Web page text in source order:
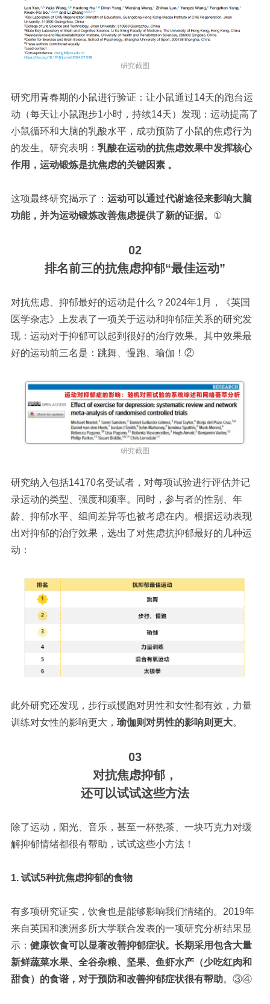
研究截图
研究用青春期的小鼠进行验证：让小鼠通过14天的跑台运
动（每天让小鼠跑步1小时，持续14天）发现：运动提高了
小鼠循环和大脑的乳酸水平，成功预防了小鼠的焦虑行为
的发生。研究表明： 乳酸在运动的抗焦虑效果中发挥核心
作用，运动锻炼是抗焦虑的关键因素 。
这项最终研究揭示了： 运动可以通过代谢途径来影响大脑
功能，并为运动锻炼改善焦虑提供了新的证据。 ①
02
排名前三的抗焦虑抑郁“最佳运动”
对抗焦虑、抑郁最好的运动是什么？2024年1月，《英国
医学杂志》上发表了一项关于运动和抑郁症关系的研究发
现：运动对于抑郁可以起到很好的治疗效果。其中效果最
好的运动前三名是：跳舞、慢跑、瑜伽！ ②
研究截图
研究纳入包括14170名受试者，对每项试验进行评估并记
录运动的类型、强度和频率。同时，参与者的性别、年
龄、抑郁水平、组间差异等也被考虑在内。根据运动表现
出对抑郁的治疗效果，选出了对焦虑抗抑郁最好的几种运
动：
此外研究还发现，步行或慢跑对男性和女性都有效，力量
训练对女性的影响更大， 瑜伽则对男性的影响则更大。
03
对抗焦虑抑郁，
还可以试试这些方法
除了运动，阳光、音乐，甚至一杯热茶、一块巧克力对缓
解抑郁情绪都很有帮助，试试这些小方法！
1. 试试5种抗焦虑抑郁的食物
有多项研究证实，饮食也是能够影响我们情绪的。2019年
来自英国和澳洲多所大学联合发表的一项研究分析结果显
示： 健康饮食可以显著改善抑郁症状。长期采用包含大量
新鲜蔬菜水果、全谷杂粮、坚果、鱼虾水产（少吃红肉和
甜食）的食谱，对于预防和改善抑郁症状很有帮助。 ③④